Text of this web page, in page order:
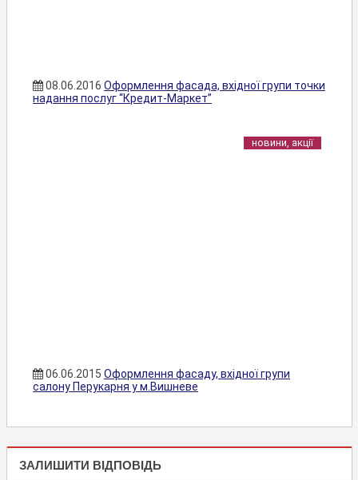
08.06.2016 Оформлення фасада, вхідної групи точки
надання послуг “Кредит-Маркет”
новини, акції
06.06.2015 Оформлення фасаду, вхідної групи
салону Перукарня у м.Вишневе
НОВИНИ,
АКЦІЇ
ЗАЛИШИТИ ВІДПОВІДЬ